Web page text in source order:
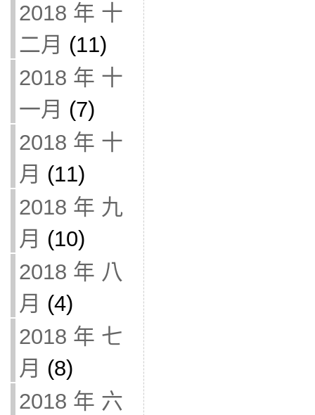
2018 年 十
二月 (11)
2018 年 十
一月 (7)
2018 年 十
月 (11)
2018 年 九
月 (10)
2018 年 八
月 (4)
2018 年 七
月 (8)
2018 年 六